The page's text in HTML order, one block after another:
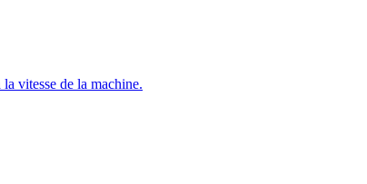
vitesse de la machine.